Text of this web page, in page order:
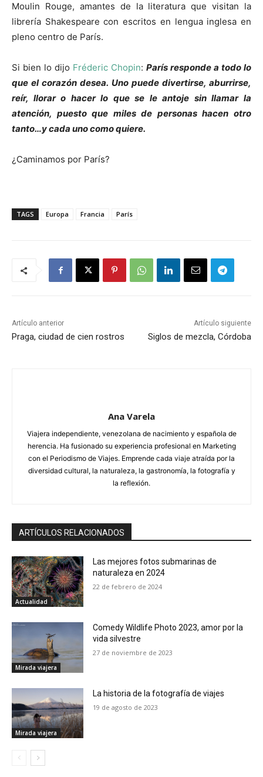
Moulin Rouge, amantes de la literatura que visitan la
librería Shakespeare con escritos en lengua inglesa en
pleno centro de París.
Si bien lo dijo Fréderic Chopin: París responde a todo lo
que el corazón desea. Uno puede divertirse, aburrirse,
reír, llorar o hacer lo que se le antoje sin llamar la
atención, puesto que miles de personas hacen otro
tanto…y cada uno como quiere.
¿Caminamos por París?
TAGS Europa Francia París
Artículo anterior
Praga, ciudad de cien rostros
Artículo siguiente
Siglos de mezcla, Córdoba
Ana Varela
Viajera independiente, venezolana de nacimiento y española de
herencia. Ha fusionado su experiencia profesional en Marketing
con el Periodismo de Viajes. Emprende cada viaje atraída por la
diversidad cultural, la naturaleza, la gastronomía, la fotografía y
la reflexión.
ARTÍCULOS RELACIONADOS
Actualidad
Las mejores fotos submarinas de
naturaleza en 2024
22 de febrero de 2024
Mirada viajera
Comedy Wildlife Photo 2023, amor por la
vida silvestre
27 de noviembre de 2023
Mirada viajera
La historia de la fotografía de viajes
19 de agosto de 2023